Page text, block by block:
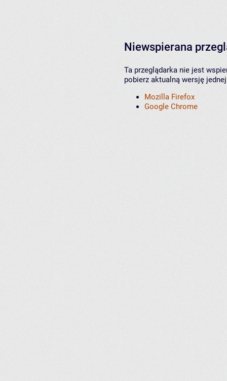
Niewspierana
Ta przeglądarka nie jest
pobierz aktualną wersję
Mozilla Firefox
Google Chrome